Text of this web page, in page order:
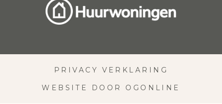
PRIVACY VERKLARING
WEBSITE DOOR OGONLINE